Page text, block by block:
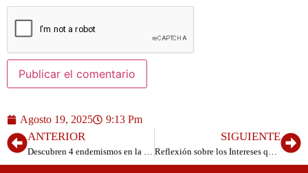
Agosto 19, 2025 9:13 Pm
ANTERIOR
Descubren 4 endemismos en la red de tubos y cuevas volcánicas de El Hierro
SIGUIENTE
Reflexión sobre los Intereses que Mueven a la Sociedad: Un Llamado a la Equidad